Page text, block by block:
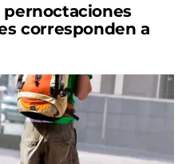
pernoctaciones
corresponden a